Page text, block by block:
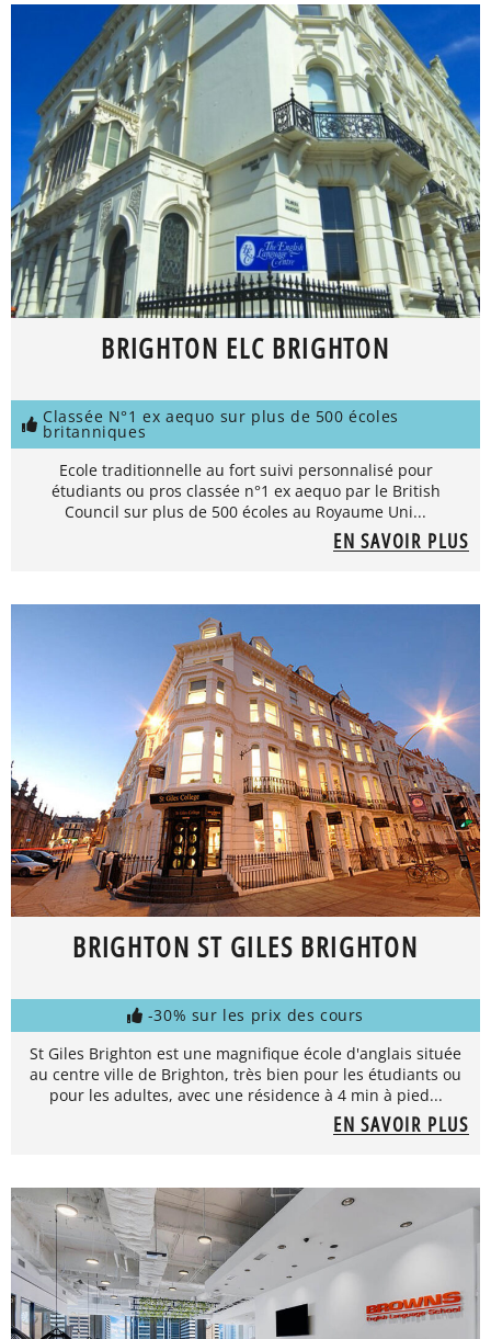
BRIGHTON ELC BRIGHTON
Classée N°1 ex aequo sur plus de 500 écoles
britanniques
Ecole traditionnelle au fort suivi personnalisé pour
étudiants ou pros classée n°1 ex aequo par le British
Council sur plus de 500 écoles au Royaume Uni...
EN SAVOIR PLUS
BRIGHTON ST GILES BRIGHTON
-30% sur les prix des cours
St Giles Brighton est une magnifique école d'anglais située
au centre ville de Brighton, très bien pour les étudiants ou
pour les adultes, avec une résidence à 4 min à pied...
EN SAVOIR PLUS